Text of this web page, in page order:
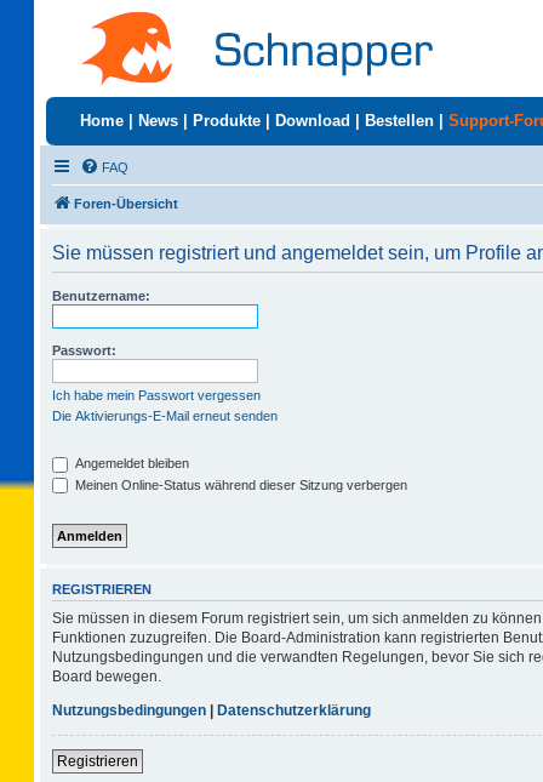
Home News Produkte Download Bestellen Support-
FAQ
Foren-Übersicht
Sie müssen registriert und angemeldet sein, um Profile
Benutzername:
Passwort:
Ich habe mein Passwort vergessen
Die Aktivierungs-E-Mail erneut senden
Angemeldet bleiben
Meinen Online-Status während dieser Sitzung verbergen
REGISTRIEREN
Sie müssen in diesem Forum registriert sein, um sich anmelden zu
Funktionen zuzugreifen. Die Board-Administration kann registrierten
Nutzungsbedingungen und die verwandten Regelungen, bevor Sie sich
Board bewegen.
Nutzungsbedingungen | Datenschutzerklärung
Registrieren